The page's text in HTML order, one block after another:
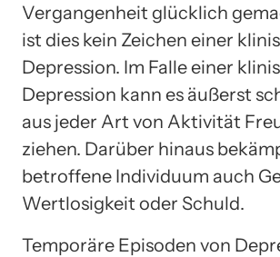
Vergangenheit glücklich
ist dies kein Zeichen einer
Depression. Im Falle einer
Depression kann es äußerst
aus jeder Art von Aktivität
ziehen. Darüber hinaus
betroffene Individuum auch
Wertlosigkeit oder Schuld.
Temporäre Episoden von